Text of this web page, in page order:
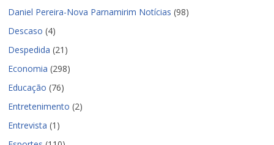
Daniel Pereira-Nova Parnamirim Notícias (98)
Descaso (4)
Despedida (21)
Economia (298)
Educação (76)
Entretenimento (2)
Entrevista (1)